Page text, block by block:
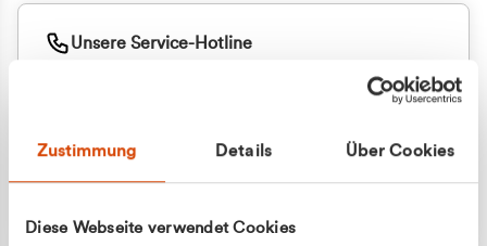
Zustimmung Details Über Cookies
Diese Webseite verwendet Cookies
Unsere Service-Hotline
+49 177 8376058